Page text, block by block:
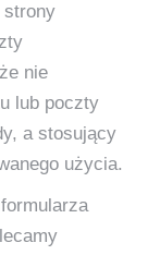
strony
nie
lub poczty
a stosujący
użycia.